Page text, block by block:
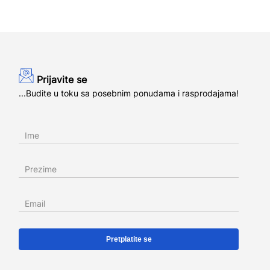
Prijavite se
...Budite u toku sa posebnim ponudama i rasprodajama!
Ime
Prezime
Email